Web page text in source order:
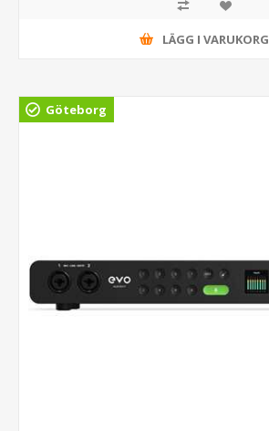
LÄGG I VARUKORG
Göteborg